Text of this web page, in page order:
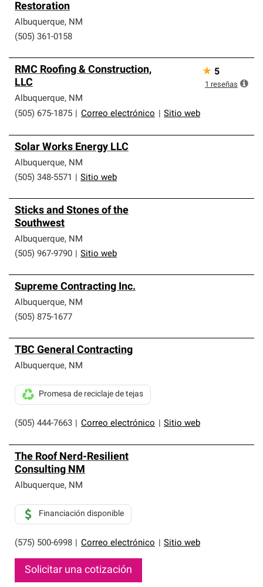
Restoration
Albuquerque, NM
(505) 361-0158
RMC Roofing & Construction,
LLC
Albuquerque, NM
(505) 675-1875
Correo electrónico Sitio web
★ 5
1 reseñas
Solar Works Energy LLC
Albuquerque, NM
(505) 348-5571
Sitio web
Sticks and Stones of the
Southwest
Albuquerque, NM
(505) 967-9790
Sitio web
Supreme Contracting Inc.
Albuquerque, NM
(505) 875-1677
TBC General Contracting
Albuquerque, NM
(505) 444-7663 Correo electrónico Sitio web
Promesa de reciclaje de tejas
The Roof Nerd-Resilient
Consulting NM
Albuquerque, NM
(575) 500-6998 Correo electrónico Sitio web
Financiación disponible
Solicitar una cotización